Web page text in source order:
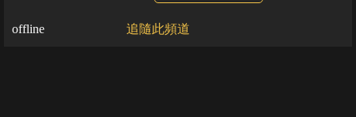
offline 追隨此頻道